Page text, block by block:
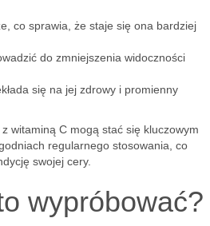
co sprawia, że staje się ona bardziej
do zmniejszenia widoczności
się na jej zdrowy i promienny
witaminą C mogą stać się kluczowym
regularnego stosowania, co
swojej cery.
wypróbować?